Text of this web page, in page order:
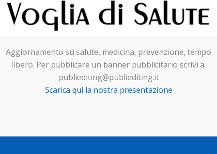
Aggiornamento su salute, medicina, prevenzione, tempo
libero. Per pubblicare un banner pubblicitario scrivi a:
publiediting@publiediting.it
Scarica qui la nostra presentazione